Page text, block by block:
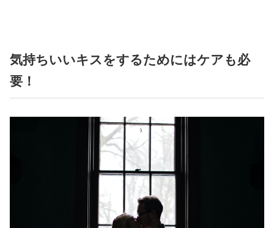
気持ちいいキスをするためにはケアも必
要！